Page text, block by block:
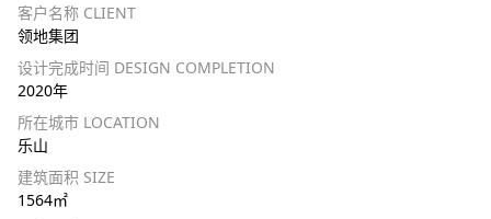
客户名称 CLIENT
领地集团
设计完成时间 DESIGN COMPLETION
2020年
所在城市 LOCATION
乐山
建筑面积 SIZE
1564㎡